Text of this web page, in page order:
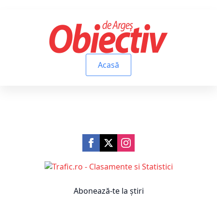
Acasă
Abonează-te la știri